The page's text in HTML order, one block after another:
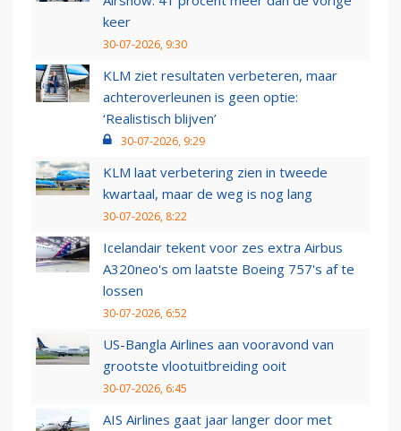
keer
30-07-2026, 9:30
KLM ziet resultaten verbeteren, maar
achteroverleunen is geen optie:
‘Realistisch blijven’
30-07-2026, 9:29
KLM laat verbetering zien in tweede
kwartaal, maar de weg is nog lang
30-07-2026, 8:22
Icelandair tekent voor zes extra Airbus
A320neo's om laatste Boeing 757's af te
lossen
30-07-2026, 6:52
US-Bangla Airlines aan vooravond van
grootste vlootuitbreiding ooit
30-07-2026, 6:45
AIS Airlines gaat jaar langer door met